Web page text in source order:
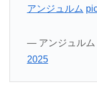
アンジュルム
— アンジュルム
2025